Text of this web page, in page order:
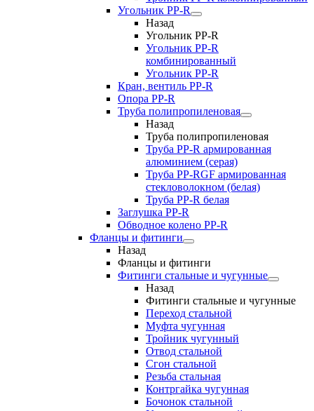
Угольник PP-R
Назад
Угольник PP-R
Угольник РР-R
комбинированный
Угольник РР-R
Кран, вентиль PP-R
Опора PP-R
Труба полипропиленовая
Назад
Труба полипропиленовая
Труба PP-R армированная
алюминием (серая)
Труба PP-RGF армированная
стекловолокном (белая)
Труба РР-R белая
Заглушка PP-R
Обводное колено PP-R
Фланцы и фитинги
Назад
Фланцы и фитинги
Фитинги стальные и чугунные
Назад
Фитинги стальные и чугунные
Переход стальной
Муфта чугунная
Тройник чугунный
Отвод стальной
Сгон стальной
Резьба стальная
Контргайка чугунная
Бочонок стальной